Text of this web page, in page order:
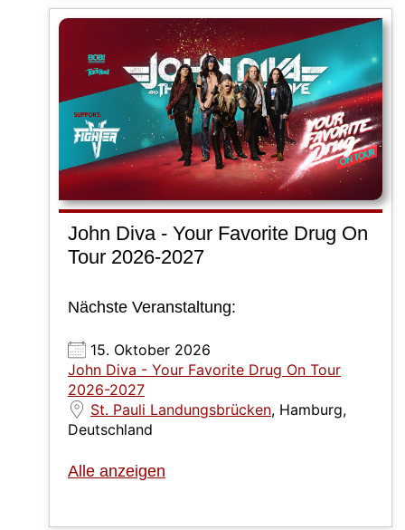
John Diva - Your Favorite Drug On
Tour 2026-2027
Nächste Veranstaltung:
15. Oktober 2026
John Diva - Your Favorite Drug On Tour
2026-2027
St. Pauli Landungsbrücken, Hamburg,
Deutschland
Alle anzeigen